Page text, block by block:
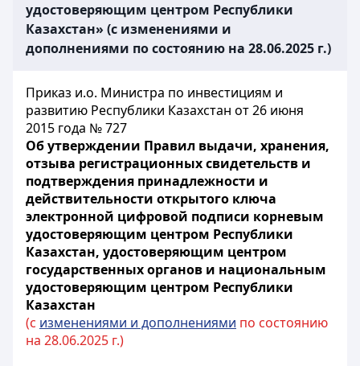
удостоверяющим центром Республики
Казахстан» (с изменениями и
дополнениями по состоянию на 28.06.2025 г.)
Приказ и.о. Министра по инвестициям и
развитию Республики Казахстан от 26 июня
2015 года № 727
Об утверждении Правил выдачи, хранения,
отзыва регистрационных свидетельств и
подтверждения принадлежности и
действительности открытого ключа
электронной цифровой подписи корневым
удостоверяющим центром Республики
Казахстан, удостоверяющим центром
государственных органов и национальным
удостоверяющим центром Республики
Казахстан
(с изменениями и дополнениями по состоянию
на 28.06.2025 г.)